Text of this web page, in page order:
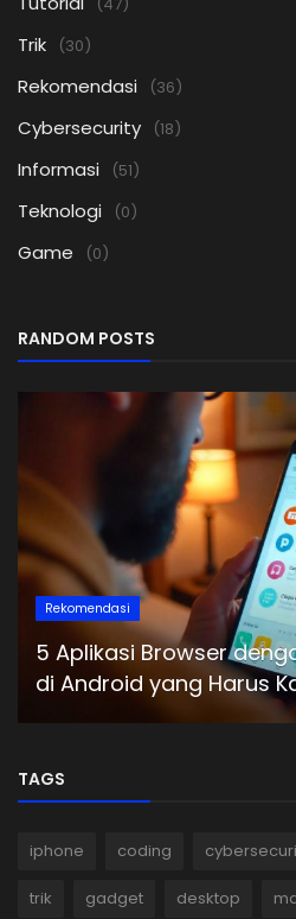
(47)
Trik (30)
Rekomendasi (36)
Cybersecurity (18)
Informasi (51)
Teknologi (0)
Game (0)
RANDOM POSTS
Rekomendasi
5 Aplikasi Browser
di Android yang Harus
TAGS
iphone coding
trik gadget desktop